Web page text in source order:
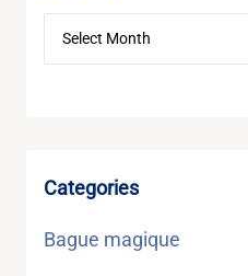
Categories
Bague magique